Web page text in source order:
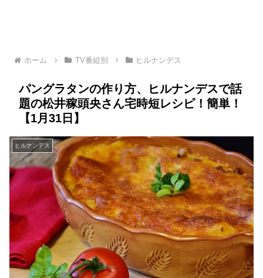
ホーム TV番組別 ヒルナンデス
パングラタンの作り方、ヒルナンデスで話
題の松井稼頭央さん宅時短レシピ！簡単！
【1月31日】
ヒルナンデス